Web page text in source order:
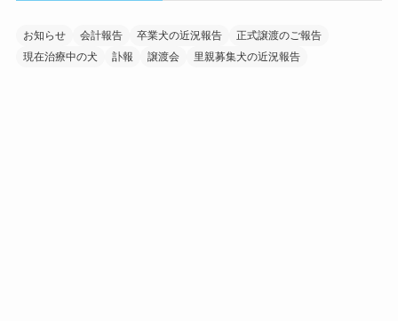
お知らせ 会計報告 卒業犬の近況報告
正式譲渡のご報告
現在治療中の犬
訃報 譲渡会 里親募集犬の近況報告